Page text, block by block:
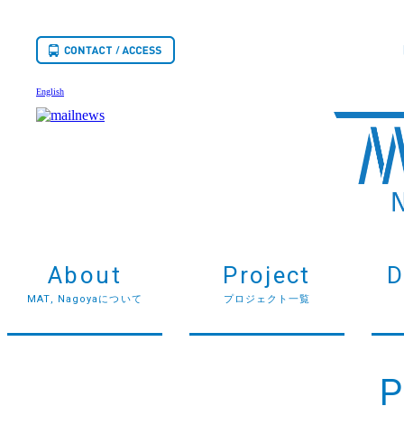
English
About
MAT, Nagoyaについて
Project
プロジェクト一覧